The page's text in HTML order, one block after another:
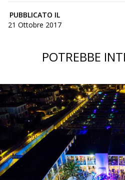
PUBBLICATO IL
21 Ottobre 2017
POTREBBE